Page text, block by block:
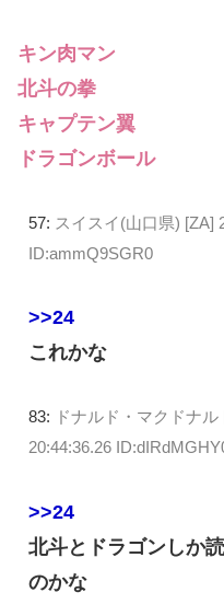
キン肉マン
北斗の拳
キャプテン翼
ドラゴンボール
57: スイスイ(山口県) [ZA]
ID:ammQ9SGR0
>>24
これかな
83: ドナルド・マクドナ
20:44:36.26
>>24
北斗とドラゴンしか
のかな